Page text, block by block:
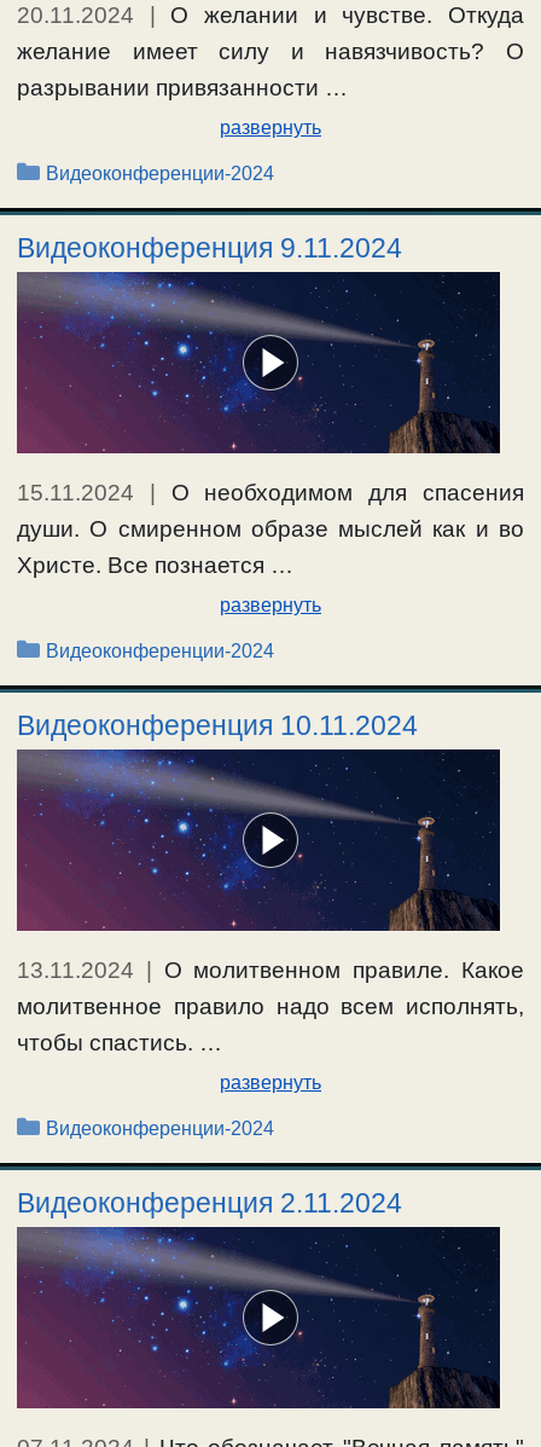
20.11.2024 | О желании и чувстве. Откуда
желание имеет силу и навязчивость? О
разрывании привязанности …
развернуть
Рубрики
Видеоконференции-2024
Видеоконференция 9.11.2024
15.11.2024
О необходимом для спасения
души. О смиренном образе мыслей как и во
Христе. Все познается …
развернуть
Рубрики
Видеоконференции-2024
Видеоконференция 10.11.2024
13.11.2024
О молитвенном правиле. Какое
молитвенное правило надо всем исполнять,
чтобы спастись. …
развернуть
Рубрики
Видеоконференции-2024
Видеоконференция 2.11.2024